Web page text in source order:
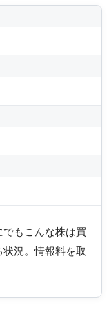
もこんな株は買
況。情報料を取